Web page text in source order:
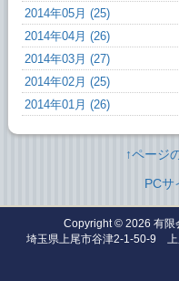
2014年05月 (25)
2014年04月 (26)
2014年03月 (27)
2014年02月 (25)
2014年01月 (26)
↑ページ
PCサ
Copyright © 2026 有
埼玉県上尾市谷津2-1-50-9